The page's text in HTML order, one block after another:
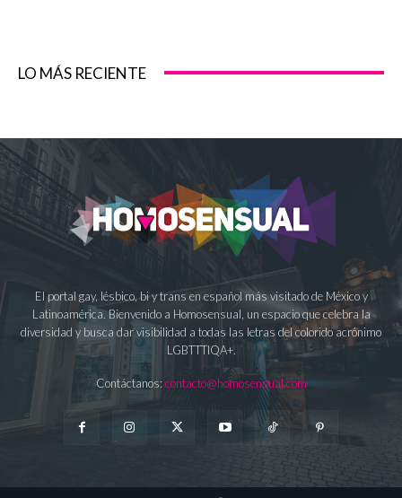
LO MÁS RECIENTE
El portal gay, lésbico, bi y trans en español más visitado de México y
Latinoamérica. Bienvenido a Homosensual, un espacio que celebra la
diversidad y busca dar visibilidad a todas las letras del colorido acrónimo
LGBTTTIQA+.
Contáctanos: contacto@homosensual.com